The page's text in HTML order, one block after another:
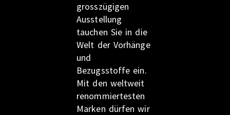
grosszügigen
Ausstellung
tauchen Sie in die
Welt der Vorhänge
und
Bezugsstoffe ein.
Mit den weltweit
renommiertesten
Marken dürfen wir